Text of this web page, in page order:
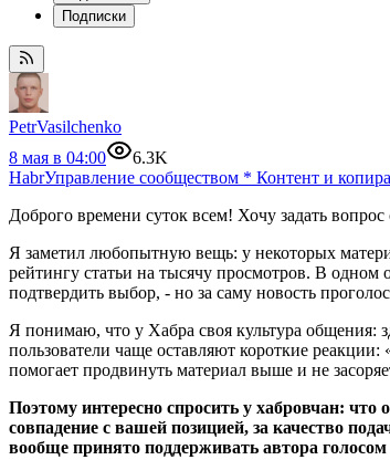
Подписки
PetrVasilchenko
8 мая в 04:00
6.3K
HabrУправление сообществом * Контент и
Доброго времени суток всем! Хочу задать
Я заметил любопытную вещь: у некоторых
рейтингу статьи на тысячу просмотров. В одном
подтвердить выбор, - но за саму новость
Я понимаю, что у Хабра своя культура общения:
пользователи чаще оставляют короткие
помогает продвинуть материал выше и не
Поэтому интересно спросить у хабровчан: что
совпадение с вашей позицией, за качество
вообще принято поддерживать автора